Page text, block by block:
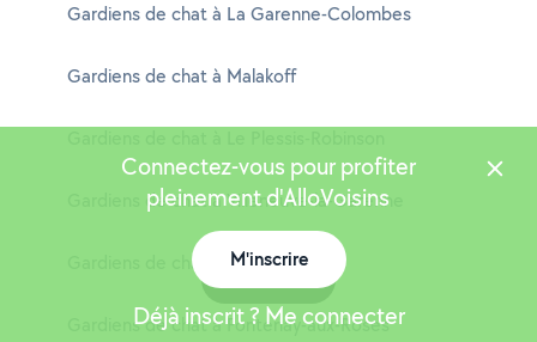
Gardiens de chat à La Garenne-Colombes
Gardiens de chat à Malakoff
Gardiens de chat à Villeneuve-la-Garenne
Gardiens de chat à Vanves
Gardiens de chat à Fontenay-aux-Roses
Connectez-vous pour profiter
pleinement d'AlloVoisins
M'inscrire
Déjà inscrit ? Me connecter